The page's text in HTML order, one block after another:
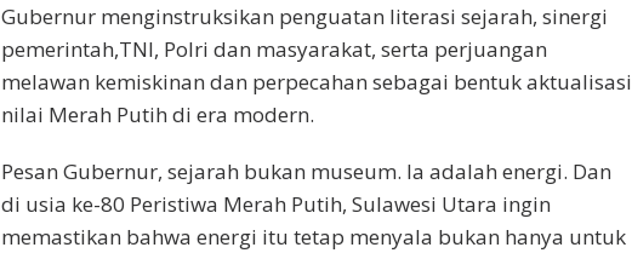
Gubernur menginstruksikan penguatan literasi sejarah, sinergi
pemerintah,TNI, Polri dan masyarakat, serta perjuangan
melawan kemiskinan dan perpecahan sebagai bentuk aktualisasi
nilai Merah Putih di era modern.
Pesan Gubernur, sejarah bukan museum. Ia adalah energi. Dan
di usia ke-80 Peristiwa Merah Putih, Sulawesi Utara ingin
memastikan bahwa energi itu tetap menyala bukan hanya untuk